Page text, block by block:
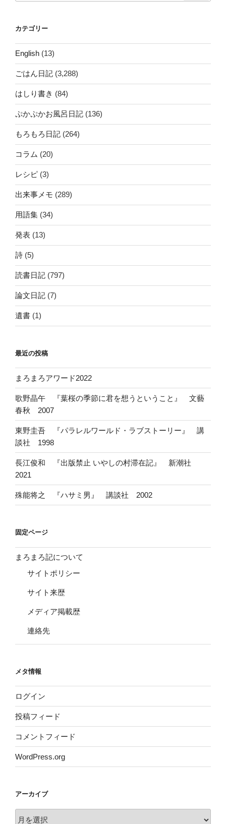
カテゴリー
English (13)
ごはん日記 (3,288)
はしり書き (84)
ぷかぷかお風呂日記 (136)
もろもろ日記 (264)
コラム (20)
レシピ (3)
出来事メモ (289)
用語集 (34)
発表 (13)
詩 (5)
読書日記 (797)
論文日記 (7)
遺書 (1)
最近の投稿
まろまろアワード2022
歌野晶午 『葉桜の季節に君を想うということ』 文藝
春秋 2007
東野圭吾 『パラレルワールド・ラブストーリー』 講
談社 1998
長江俊和 『出版禁止 いやしの村滞在記』 新潮社
2021
殊能将之 『ハサミ男』 講談社 2002
固定ページ
まろまろ記について
サイトポリシー
サイト来歴
メディア掲載歴
連絡先
メタ情報
ログイン
投稿フィード
コメントフィード
WordPress.org
アーカイブ